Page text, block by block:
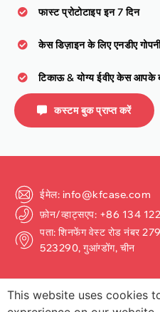
फास्ट प्रोटोटाइप इन 7 दिन
केस डिज़ाइन के लिए एनडीए
टिकाऊ & योग्य ईवीए केस आपके
कस्टम बुक प्राप्त करें
ईमेल: info@kfcase.com
फ़ोन/व्हाट्सएप: +86 134
पता: शिनफेंग वेस्ट रोड नंबर
523290, गुआंग्डोंग, चीन
This website uses cookies